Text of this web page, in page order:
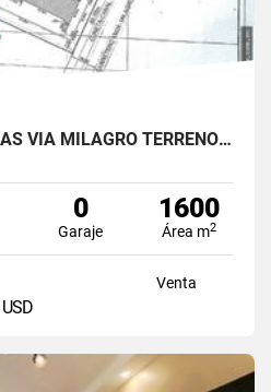
YAGUACHI 2 HECTÁREAS VIA MILAGRO TERRENO INDUSTRIAL EN VENTA
0
Garaje
1600
Área m2
Venta
USD